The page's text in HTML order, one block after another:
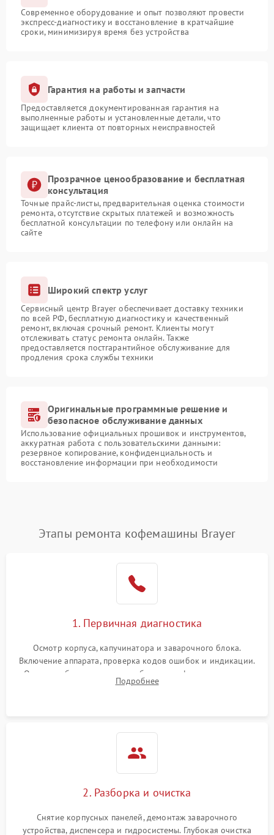
Современное оборудование и опыт позволяют провести
экспресс-диагностику и восстановление в кратчайшие
сроки, минимизируя время без устройства
Гарантия на работы и запчасти
Предоставляется документированная гарантия на
выполненные работы и установленные детали, что
защищает клиента от повторных неисправностей
Прозрачное ценообразование и бесплатная
консультация
Точные прайс-листы, предварительная оценка стоимости
ремонта, отсутствие скрытых платежей и возможность
бесплатной консультации по телефону или онлайн на
сайте
Широкий спектр услуг
Сервисный центр Brayer обеспечивает доставку техники
по всей РФ, бесплатную диагностику и качественный
ремонт, включая срочный ремонт. Клиенты могут
отслеживать статус ремонта онлайн. Также
предоставляется постгарантийное обслуживание для
продления срока службы техники
Оригинальные программные решение и
безопасное обслуживание данных
Использование официальных прошивок и инструментов,
аккуратная работа с пользовательскими данными:
резервное копирование, конфиденциальность и
восстановление информации при необходимости
Этапы ремонта кофемашины Brayer
1. Первичная диагностика
Осмотр корпуса, капучинатора и заварочного блока.
Включение аппарата, проверка кодов ошибок и индикации.
Оценка работы помпы, термоблока и кофемолки на слух.
Измерение температуры и давления воды для выявления
Подробнее
2. Разборка и очистка
Снятие корпусных панелей, демонтаж заварочного
устройства, диспенсера и гидросистемы. Глубокая очистка